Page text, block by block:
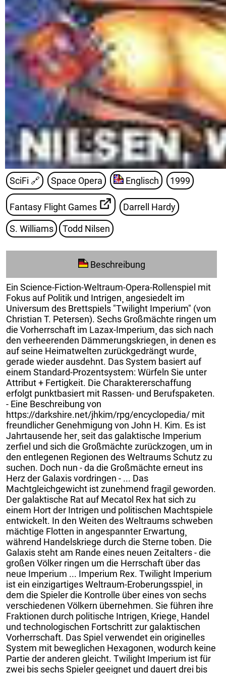
SciFi 🔗 Space Opera Englisch 1999
Fantasy Flight Games Darrell Hardy
S. Williams Todd Nilsen
Beschreibung
Ein Science-Fiction-Weltraum-Opera-Rollenspiel mit
Fokus auf Politik und Intrigen¸ angesiedelt im
Universum des Brettspiels "Twilight Imperium" (von
Christian T. Petersen). Sechs Großmächte ringen um
die Vorherrschaft im Lazax-Imperium¸ das sich nach
den verheerenden Dämmerungskriegen¸ in denen es
auf seine Heimatwelten zurückgedrängt wurde¸
gerade wieder ausdehnt. Das System basiert auf
einem Standard-Prozentsystem: Würfeln Sie unter
Attribut + Fertigkeit. Die Charaktererschaffung
erfolgt punktbasiert mit Rassen- und Berufspaketen.
- Eine Beschreibung von
https://darkshire.net/jhkim/rpg/encyclopedia/ mit
freundlicher Genehmigung von John H. Kim. Es ist
Jahrtausende her¸ seit das galaktische Imperium
zerfiel und sich die Großmächte zurückzogen¸ um in
den entlegenen Regionen des Weltraums Schutz zu
suchen. Doch nun - da die Großmächte erneut ins
Herz der Galaxis vordringen - ... Das
Machtgleichgewicht ist zunehmend fragil geworden.
Der galaktische Rat auf Mecatol Rex hat sich zu
einem Hort der Intrigen und politischen Machtspiele
entwickelt. In den Weiten des Weltraums schweben
mächtige Flotten in angespannter Erwartung¸
während Handelskriege durch die Sterne toben. Die
Galaxis steht am Rande eines neuen Zeitalters - die
großen Völker ringen um die Herrschaft über das
neue Imperium ... Imperium Rex. Twilight Imperium
ist ein einzigartiges Weltraum-Eroberungsspiel¸ in
dem die Spieler die Kontrolle über eines von sechs
verschiedenen Völkern übernehmen. Sie führen ihre
Fraktionen durch politische Intrigen¸ Kriege¸ Handel
und technologischen Fortschritt zur galaktischen
Vorherrschaft. Das Spiel verwendet ein originelles
System mit beweglichen Hexagonen¸ wodurch keine
Partie der anderen gleicht. Twilight Imperium ist für
zwei bis sechs Spieler geeignet und dauert drei bis